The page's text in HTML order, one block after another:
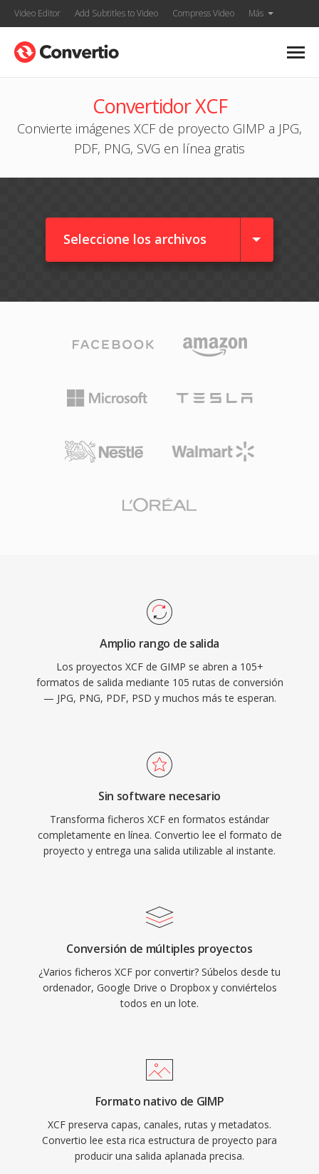
Video Editor Add Subtitles to Video Compress Video Más
Convertidor XCF
Convierte imágenes XCF de proyecto GIMP a JPG,
PDF, PNG, SVG en línea gratis
Seleccione los archivos
Amplio rango de salida
Los proyectos XCF de GIMP se abren a 105+
formatos de salida mediante 105 rutas de conversión
— JPG, PNG, PDF, PSD y muchos más te esperan.
Sin software necesario
Transforma ficheros XCF en formatos estándar
completamente en línea. Convertio lee el formato de
proyecto y entrega una salida utilizable al instante.
Conversión de múltiples proyectos
¿Varios ficheros XCF por convertir? Súbelos desde tu
ordenador, Google Drive o Dropbox y conviértelos
todos en un lote.
Formato nativo de GIMP
XCF preserva capas, canales, rutas y metadatos.
Convertio lee esta rica estructura de proyecto para
producir una salida aplanada precisa.